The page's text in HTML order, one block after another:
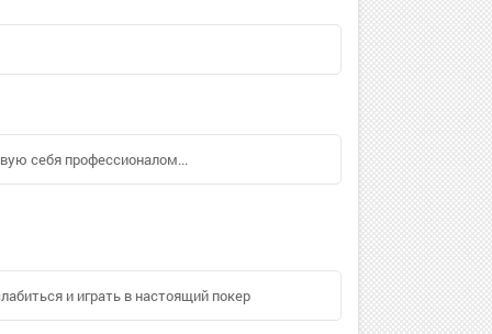
себя профессионалом...
и играть в настоящий покер